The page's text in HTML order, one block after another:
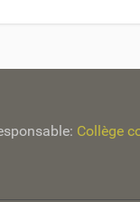
Collège